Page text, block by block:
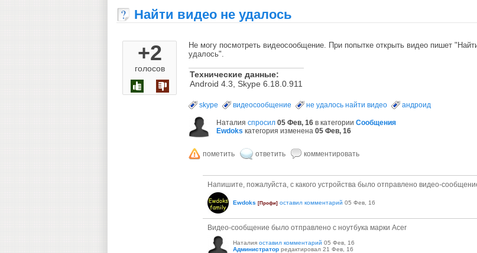
Найти видео не удалось
+2
голосов
Не могу посмотреть видеосообщение. При попытке открыть видео пишет
удалось".
Технические данные:
Android 4.3, Skype 6.18.0.911
skype видеосообщение не удалось найти видео андроид
Наталия спросил 05 Фев, 16 в категории Сообщения
Ewdoks категория изменена 05 Фев, 16
Напишите, пожалуйста, с какого устройства было отправлено видео-
Ewdoks [Профи] оставил комментарий 05 Фев, 16
Видео-сообщение было отправлено с ноутбука марки Acer
Наталия оставил комментарий 05 Фев, 16
Администратор редактировал 21 Фев, 16